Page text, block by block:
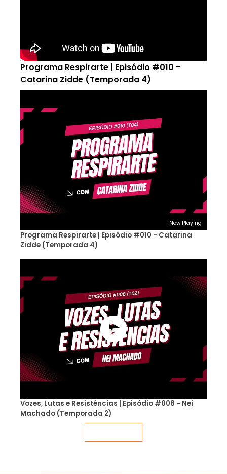
Programa Respirarte | Episódio #010 -
Catarina Zidde (Temporada 4)
Now Playing
Programa Respirarte | Episódio #010 - Catarina
Zidde (Temporada 4)
Vozes, Lutas e Resistências | Episódio #008 - Nei
Machado (Temporada 2)